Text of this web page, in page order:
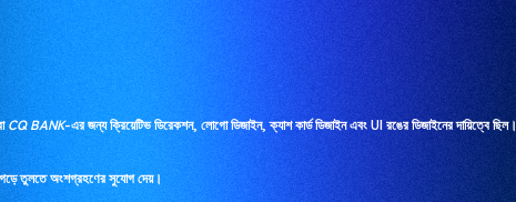
CQ BANK-এর জন্য ক্রিয়েটিভ ডিরেকশন, লোগো ডিজাইন, ক্যাশ কার্ড ডিজাইন এবং UI রঙের ডিজাইনের দায়িত্বে ছিল।
গড়ে তুলতে অংশগ্রহণের সুযোগ দেয়।